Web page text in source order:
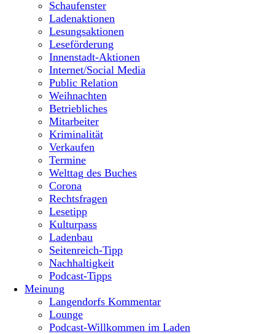
Schaufenster
Ladenaktionen
Lesungsaktionen
Leseförderung
Innenstadt-Aktionen
Internet/Social Media
Public Relation
Weihnachten
Betriebliches
Mitarbeiter
Kriminalität
Verkaufen
Termine
Welttag des Buches
Corona
Rechtsfragen
Lesetipp
Kulturpass
Ladenbau
Seitenreich-Tipp
Nachhaltigkeit
Podcast-Tipps
Meinung
Langendorfs Kommentar
Lounge
Podcast-Willkommen im Laden